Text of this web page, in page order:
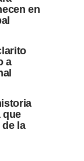
en
a
que
la